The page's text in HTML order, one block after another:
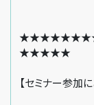
★★★★★
【セミナー参加